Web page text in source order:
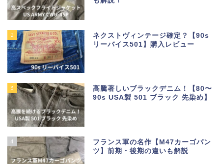
2
ネクストヴィンテージ確定？【90s
リーバイス501】購入レビュー
3
高騰著しいブラックデニム！【80〜
90s USA製 501 ブラック 先染め】
4
フランス軍の名作【M47カーゴパン
ツ】前期・後期の違いも解説